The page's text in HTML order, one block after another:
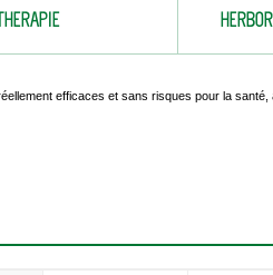
efficaces et sans risques pour la